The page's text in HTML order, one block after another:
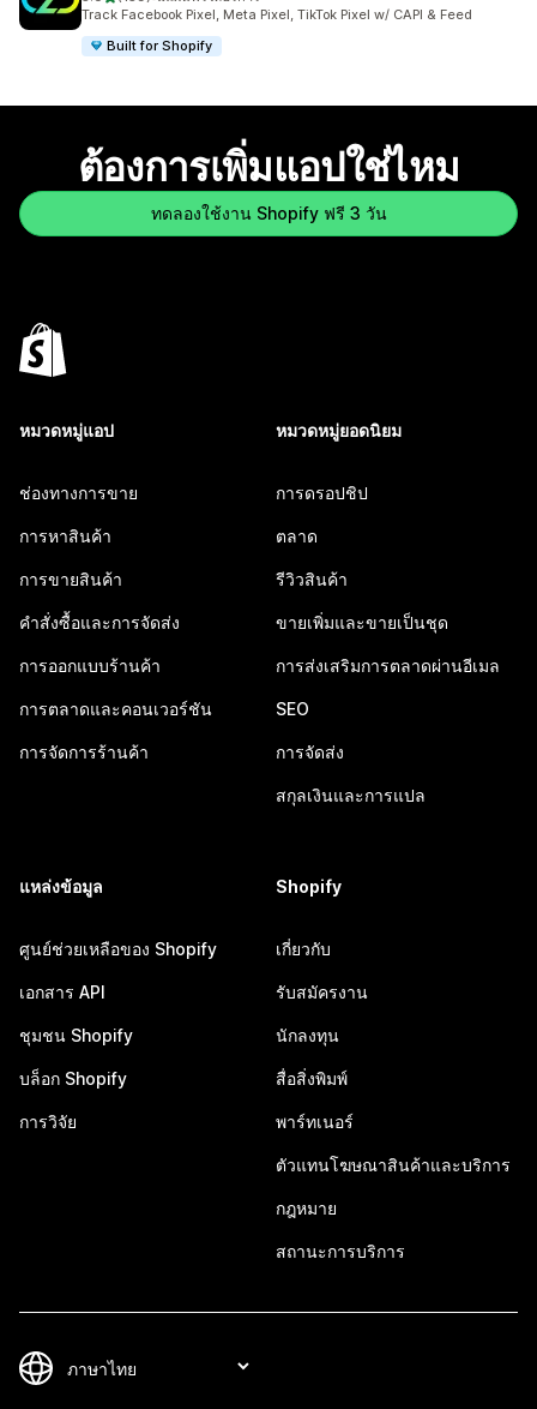
ทั้งหมด 159 รีวิว
Track Facebook Pixel, Meta Pixel, TikTok Pixel w/ CAPI & Feed
Built for Shopify
ต้องการเพิ่มแอปใช่ไหม
ทดลองใช้งาน Shopify ฟรี 3 วัน
หมวดหมู่แอป
ช่องทางการขาย
การหาสินค้า
การขายสินค้า
คำสั่งซื้อและการจัดส่ง
การออกแบบร้านค้า
การตลาดและคอนเวอร์ชัน
การจัดการร้านค้า
หมวดหมู่ยอดนิยม
การดรอปชิป
ตลาด
รีวิวสินค้า
ขายเพิ่มและขายเป็นชุด
การส่งเสริมการตลาดผ่านอีเมล
SEO
การจัดส่ง
สกุลเงินและการแปล
แหล่งข้อมูล
ศูนย์ช่วยเหลือของ Shopify
เอกสาร API
ชุมชน Shopify
บล็อก Shopify
การวิจัย
Shopify
เกี่ยวกับ
รับสมัครงาน
นักลงทุน
สื่อสิ่งพิมพ์
พาร์ทเนอร์
ตัวแทนโฆษณาสินค้าและบริการ
กฎหมาย
สถานะการบริการ